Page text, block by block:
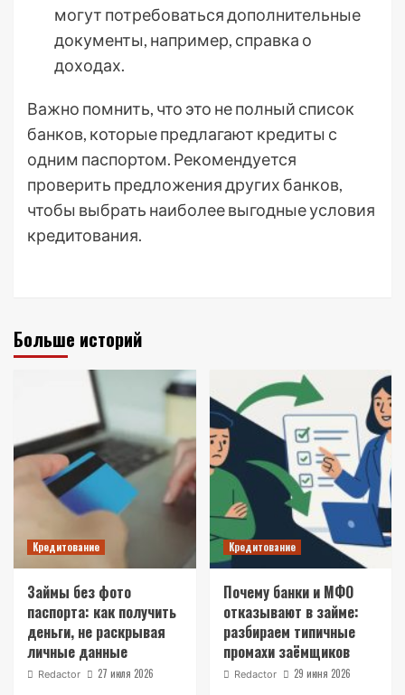
могут потребоваться дополнительные
документы, например, справка о
доходах.
Важно помнить, что это не полный список
банков, которые предлагают кредиты с
одним паспортом. Рекомендуется
проверить предложения других банков,
чтобы выбрать наиболее выгодные условия
кредитования.
Больше историй
Кредитование
Займы без фото
паспорта: как получить
деньги, не раскрывая
личные данные
Redactor 27 июля 2026
Кредитование
Почему банки и МФО
отказывают в займе:
разбираем типичные
промахи заёмщиков
Redactor 29 июня 2026